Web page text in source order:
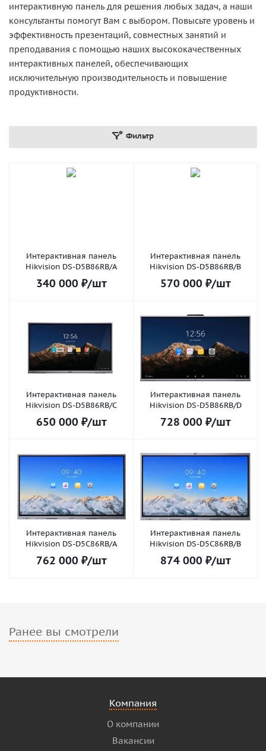
интерактивную панель для решения любых задач, а наши
консультанты помогут Вам с выбором. Повысьте уровень и
эффективность презентаций, совместных занятий и
преподавания с помощью наших высококачественных
интерактивных панелей, обеспечивающих
исключительную производительность и повышение
продуктивности.
Фильтр
Интерактивная панель
Hikvision DS-D5B86RB/A
340 000 ₽/шт
Интерактивная панель
Hikvision DS-D5B86RB/B
570 000 ₽/шт
Интерактивная панель
Hikvision DS-D5B86RB/C
650 000 ₽/шт
Интерактивная панель
Hikvision DS-D5B86RB/D
728 000 ₽/шт
Интерактивная панель
Hikvision DS-D5C86RB/A
762 000 ₽/шт
Интерактивная панель
Hikvision DS-D5C86RB/B
874 000 ₽/шт
Ранее вы смотрели
Компания
О компании
Вакансии